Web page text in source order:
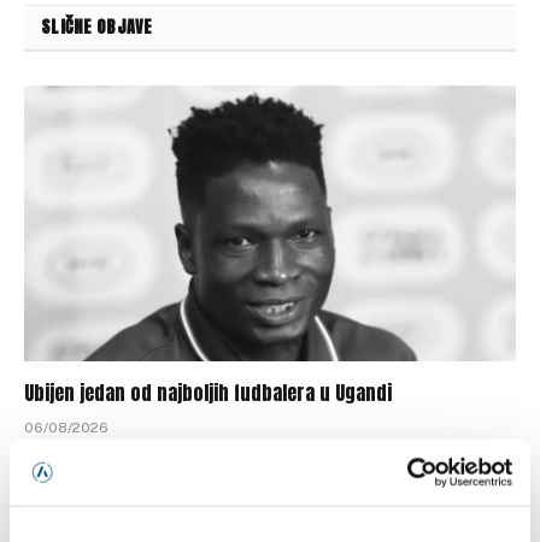
SLIČNE OBJAVE
Ubijen jedan od najboljih fudbalera u Ugandi
06/08/2026